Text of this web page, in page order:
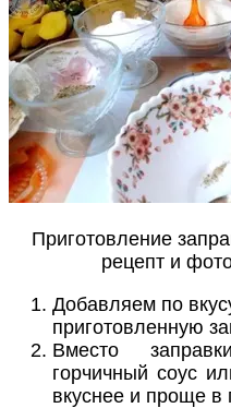
Приготовление
рецепт и
Добавляем по
приготовленную
Вместо
горчичный соус
вкуснее и проще в